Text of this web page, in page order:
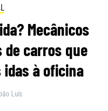
Mecânicos
de carros que
idas à oficina
Luís